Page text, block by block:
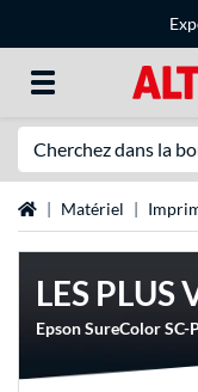
Page d'accueil
Matériel
LES PLUS
Epson SureColor